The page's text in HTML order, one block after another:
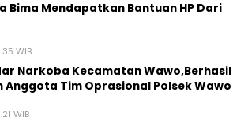
Bima Mendapatkan Bantuan HP Dari
WIB
Narkoba Kecamatan Wawo,Berhasil
Anggota Tim Oprasional Polsek Wawo
WIB